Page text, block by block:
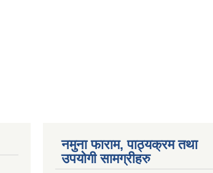
नमुना फाराम, पाठ्यक्रम तथा
उपयोगी सामग्रीहरु